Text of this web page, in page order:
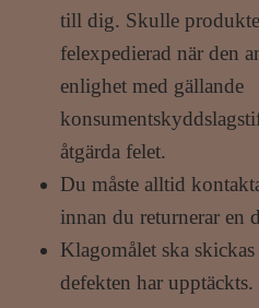
till dig. Skulle
felexpedierad när den
enlighet med gällande
åtgärda felet.
Du måste alltid
innan du returnerar en
Klagomålet ska
defekten har upptäckts.